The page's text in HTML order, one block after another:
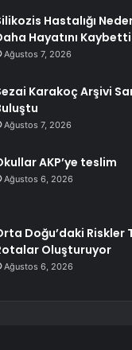
Hastalığı
Hayatını Kaybetti
Ağustos 7, 2026
Karakoç Arşivi
Ağustos 7, 2026
AKP’ye teslim
Ağustos 6, 2026
Doğu’daki Riskler
Oluşturuyor
Ağustos 6, 2026